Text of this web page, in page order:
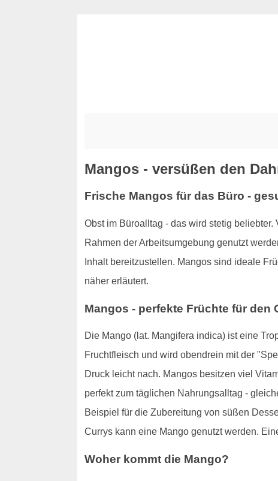
Mangos - versüßen den
Frische Mangos für das Büro -
Obst im Büroalltag - das wird stetig
Rahmen der Arbeitsumgebung genutzt
Inhalt bereitzustellen. Mangos sind ideale
näher erläutert.
Mangos - perfekte Früchte für den
Die Mango (lat. Mangifera indica) ist eine
Fruchtfleisch und wird obendrein mit der
Druck leicht nach. Mangos besitzen viel
perfekt zum täglichen Nahrungsalltag -
Beispiel für die Zubereitung von süßen
Currys kann eine Mango genutzt werden.
Woher kommt die Mango?